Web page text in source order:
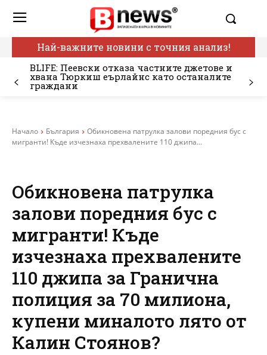
Най-важните новини с точния анализ!
BLIFE: Пеевски отказа частните джетове и
хвана Тюркиш еърлайнс като останалите
граждани
Начало България
Обикновена патрулка залови поредния бус с
мигранти! Къде изчезнаха прехвалените 110 джипа...
Обикновена патрулка
залови поредния бус с
мигранти! Къде
изчезнаха прехвалените
110 джипа за Гранична
полиция за 70 милиона,
купени миналото лято от
Калин Стоянов?